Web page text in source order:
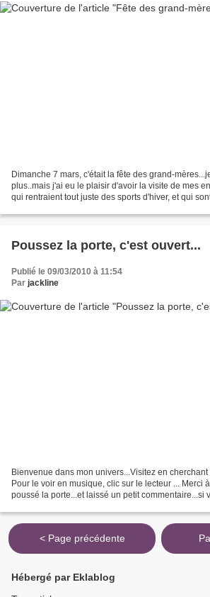
Dimanche 7 mars, c'était la fête des grand-
plus..mais j'ai eu le plaisir d'avoir la visite de mes
qui rentraient tout juste des sports d'hiver, et qui
Poussez la porte, c'est ouvert...
Publié le 09/03/2010 à 11:54
Par jackline
Bienvenue dans mon univers...Visitez en
Pour le voir en musique, clic sur le lecteur ... Merci
poussé la porte...et laissé un petit commentaire...si
< Page précédente
Hébergé par Eklablog